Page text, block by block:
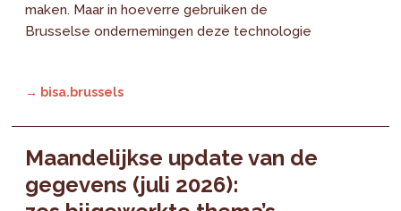
maken. Maar in hoeverre gebruiken de
Brusselse ondernemingen deze technologie
→ bisa.brussels
Maandelijkse update van de
gegevens (juli 2026):